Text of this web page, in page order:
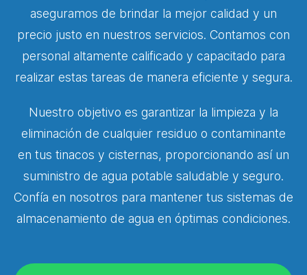
aseguramos de brindar la mejor calidad y un
precio justo en nuestros servicios. Contamos con
personal altamente calificado y capacitado para
realizar estas tareas de manera eficiente y segura.
Nuestro objetivo es garantizar la limpieza y la
eliminación de cualquier residuo o contaminante
en tus tinacos y cisternas, proporcionando así un
suministro de agua potable saludable y seguro.
Confía en nosotros para mantener tus sistemas de
almacenamiento de agua en óptimas condiciones.